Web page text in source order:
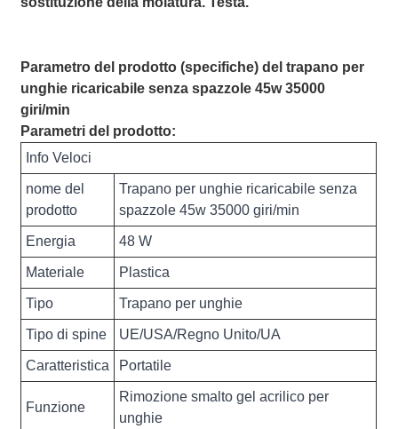
Parametro del prodotto (specifiche) del trapano per
unghie ricaricabile senza spazzole 45w 35000
giri/min
Parametri del prodotto:
Info Veloci
nome del
prodotto
Trapano per unghie ricaricabile senza
spazzole 45w 35000 giri/min
Energia 48 W
Materiale Plastica
Tipo Trapano per unghie
Tipo di spine UE/USA/Regno Unito/UA
Caratteristica Portatile
Funzione
Rimozione smalto gel acrilico per
unghie